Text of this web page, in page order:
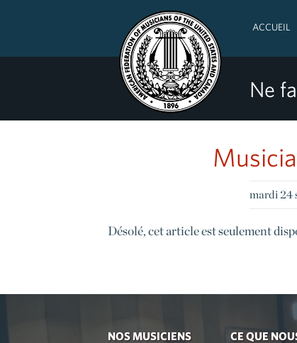
ACCUEIL
Ne
mardi 24
Désolé, cet article est seulement
NOS MUSICIENS
CE QUE